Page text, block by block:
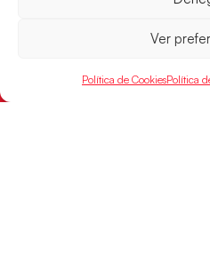
Ver
Política de CookiesPolítica